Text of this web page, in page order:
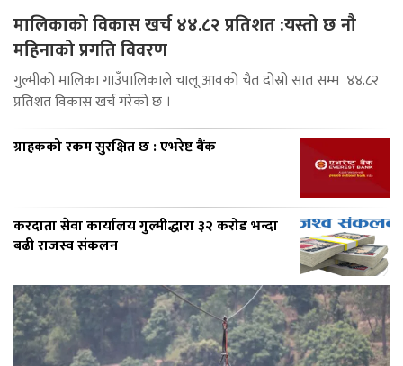
मालिकाको विकास खर्च ४४.८२ प्रतिशत :यस्तो छ नौ
महिनाको प्रगति विवरण
गुल्मीको मालिका गाउँपालिकाले चालू आवको चैत दोस्रो सात सम्म ४४.८२
प्रतिशत विकास खर्च गरेको छ ।
ग्राहकको रकम सुरक्षित छ : एभरेष्ट बैंक
करदाता सेवा कार्यालय गुल्मीद्धारा ३२ करोड भन्दा
बढी राजस्व संकलन